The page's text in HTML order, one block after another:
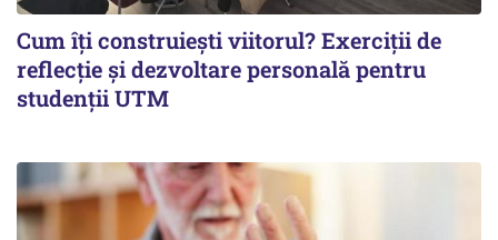
Cum îți construiești viitorul? Exerciții de
reflecție și dezvoltare personală pentru
studenții UTM